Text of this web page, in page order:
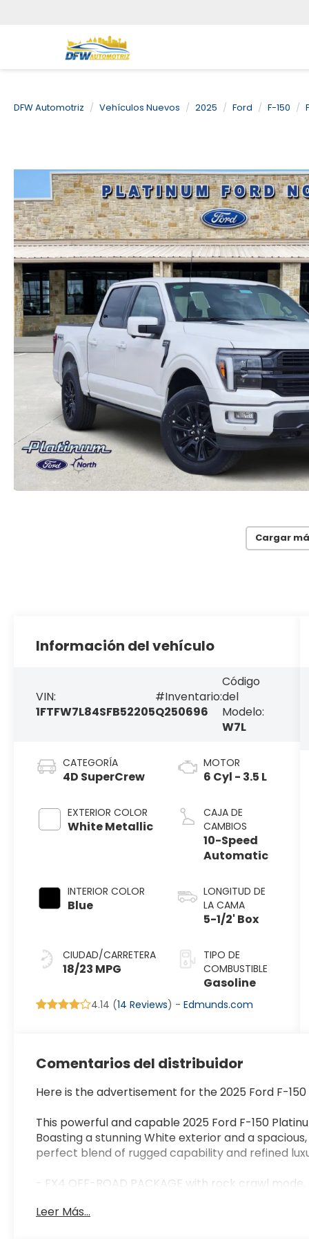
DFW Automotriz Vehículos Nuevos 2025 Ford F-150
Cargar
Información del vehículo
VIN:
1FTFW7L84SFB52205
#Inventario:
Q250696
Código
del
Modelo:
W7L
CATEGORÍA
4D SuperCrew
EXTERIOR COLOR
White Metallic
INTERIOR COLOR
Blue
CIUDAD/CARRETERA
18/23 MPG
MOTOR
6 Cyl - 3.5 L
CAJA DE
CAMBIOS
10-Speed
Automatic
LONGITUD DE
LA CAMA
5-1/2' Box
TIPO DE
COMBUSTIBLE
Gasoline
4.14 (14 Reviews) -Edmunds.com
Comentarios del distribuidor
Here is the advertisement for the 2025 Ford F-150
This powerful and capable 2025 Ford F-150
Boasting a stunning White exterior and a
perfect blend of rugged capability and refined
- FX4 OFF-ROAD PACKAGE with rock crawl
sound system
Leer Más...